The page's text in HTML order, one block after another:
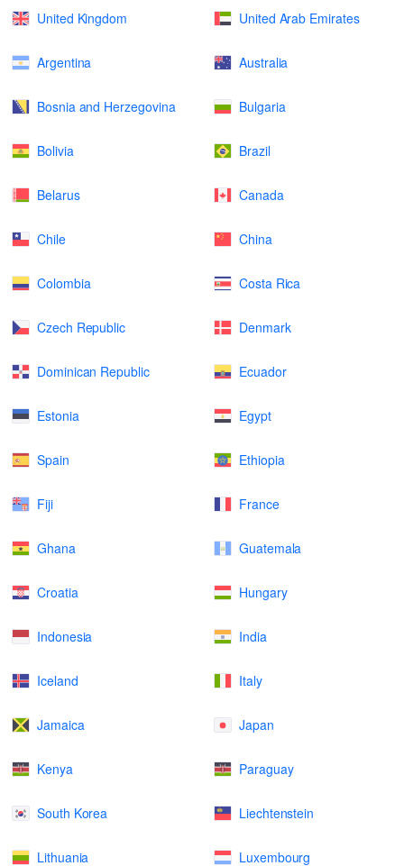
United Kingdom United Arab Emirates
Argentina Australia
Bosnia and Herzegovina Bulgaria
Bolivia Brazil
Belarus Canada
Chile China
Colombia Costa Rica
Czech Republic Denmark
Dominican Republic Ecuador
Estonia Egypt
Spain Ethiopia
Fiji France
Ghana Guatemala
Croatia Hungary
Indonesia India
Iceland Italy
Jamaica Japan
Kenya Paraguay
South Korea Liechtenstein
Lithuania Luxembourg